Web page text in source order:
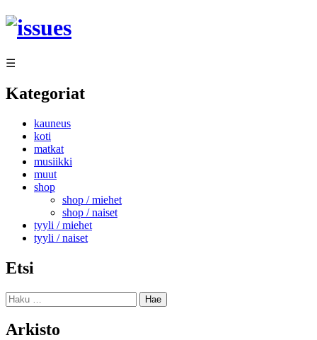
Siirry
sisältöön
☰
Kategoriat
kauneus
koti
matkat
musiikki
muut
shop
shop / miehet
shop / naiset
tyyli / miehet
tyyli / naiset
Etsi
Haku:
Arkisto